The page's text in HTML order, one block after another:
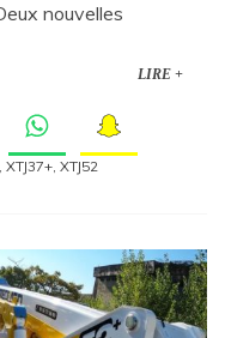
nouvelles
LIRE +
, XTJ37+, XTJ52